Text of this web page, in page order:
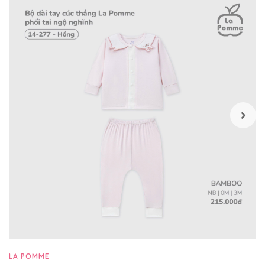
LA POMME